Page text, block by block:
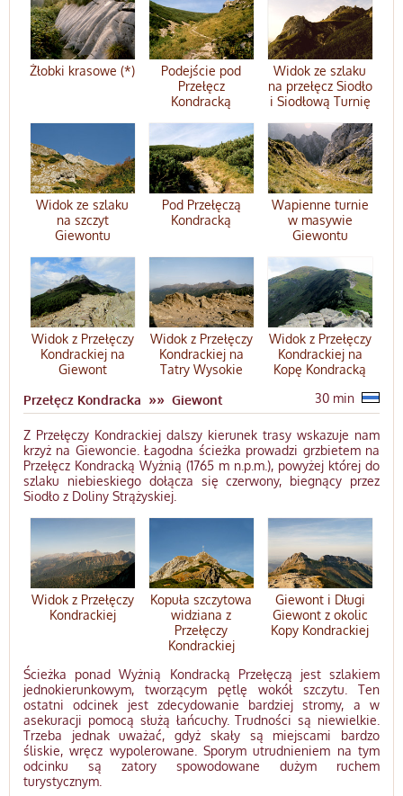
Żłobki krasowe (*)
Podejście pod
Przełęcz
Kondracką
Widok ze szlaku
na przełęcz Siodło
i Siodłową Turnię
Widok ze szlaku
na szczyt
Giewontu
Pod Przełęczą
Kondracką
Wapienne turnie
w masywie
Giewontu
Widok z Przełęczy
Kondrackiej na
Giewont
Widok z Przełęczy
Kondrackiej na
Tatry Wysokie
Widok z Przełęczy
Kondrackiej na
Kopę Kondracką
Przełęcz Kondracka »» Giewont 30 min
Z Przełęczy Kondrackiej dalszy kierunek trasy wskazuje nam
krzyż na Giewoncie. Łagodna ścieżka prowadzi grzbietem na
Przełęcz Kondracką Wyżnią (1765 m n.p.m.), powyżej której do
szlaku niebieskiego dołącza się czerwony, biegnący przez
Siodło z Doliny Strążyskiej.
Widok z Przełęczy
Kondrackiej
Kopuła szczytowa
widziana z
Przełęczy
Kondrackiej
Giewont i Długi
Giewont z okolic
Kopy Kondrackiej
Ścieżka ponad Wyżnią Kondracką Przełęczą jest szlakiem
jednokierunkowym, tworzącym pętlę wokół szczytu. Ten
ostatni odcinek jest zdecydowanie bardziej stromy, a w
asekuracji pomocą służą łańcuchy. Trudności są niewielkie.
Trzeba jednak uważać, gdyż skały są miejscami bardzo
śliskie, wręcz wypolerowane. Sporym utrudnieniem na tym
odcinku są zatory spowodowane dużym ruchem
turystycznym.